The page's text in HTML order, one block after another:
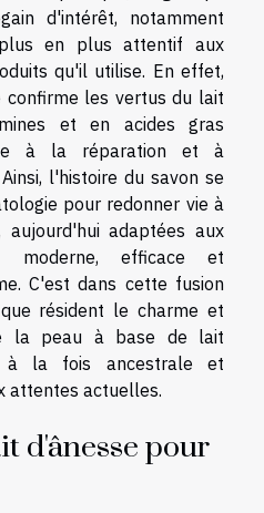
d'intérêt, notamment
en plus attentif aux
qu'il utilise. En effet,
confirme les vertus du lait
et en acides gras
à la réparation et à
l'histoire du savon se
pour redonner vie à
adaptées aux
moderne, efficace et
C'est dans cette fusion
résident le charme et
la peau à base de lait
à la fois ancestrale et
attentes actuelles.
d'ânesse pour